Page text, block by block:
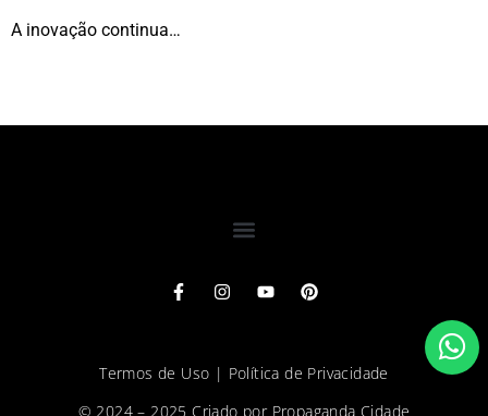
A inovação continua…
Termos de Uso | Política de Privacidade
© 2024 – 2025 Criado por Propaganda Cidade